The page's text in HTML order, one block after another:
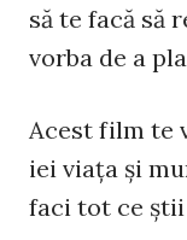
să te facă să
vorba de a
Acest film te
iei viaţa şi
faci tot ce ştii